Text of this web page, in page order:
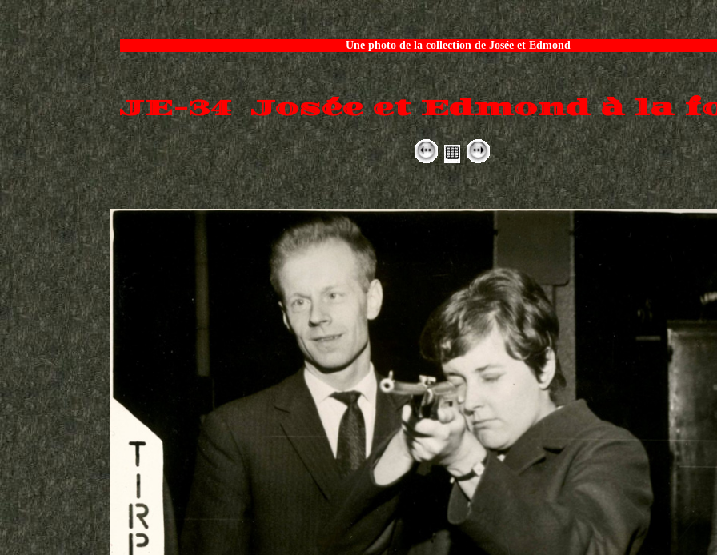
Une photo de la collection de Josée et Edmond
JE-34 Josée et Edmond à la